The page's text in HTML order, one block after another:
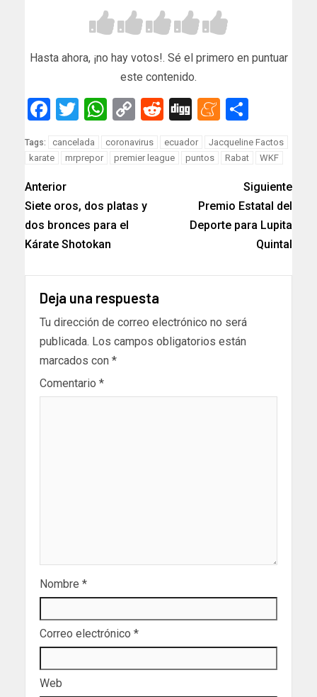
Hasta ahora, ¡no hay votos!. Sé el primero en puntuar
este contenido.
Facebook
Twitter
WhatsApp
Copy
Link
Reddit
Digg
Tags: cancelada coronavirus ecuador
Jacqueline Factos
karate
mrprepor premier league puntos Rabat WKF
Anterior
Siete oros, dos platas y
dos bronces para el
Kárate Shotokan
Siguiente
Premio Estatal del
Deporte para Lupita
Quintal
Deja una respuesta
Tu dirección de correo electrónico no será
publicada. Los campos obligatorios están
marcados con *
Comentario *
Nombre *
Correo electrónico *
Web